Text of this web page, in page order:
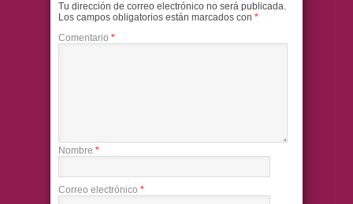
Tu dirección de correo electrónico no será publicada.
Los campos obligatorios están marcados con *
Comentario *
Nombre *
Correo electrónico *